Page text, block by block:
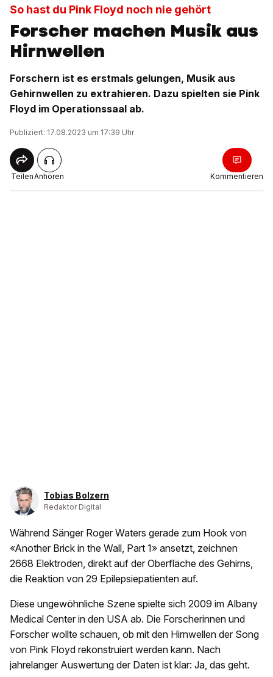
So hast du Pink Floyd noch nie gehört
Forscher machen Musik aus
Hirnwellen
Forschern ist es erstmals gelungen, Musik aus
Gehirnwellen zu extrahieren. Dazu spielten sie Pink
Floyd im Operationssaal ab.
Publiziert: 17.08.2023 um 17:39 Uhr
TeilenAnhören Kommentieren
Tobias Bolzern
Redaktor Digital
Während Sänger Roger Waters gerade zum Hook von
«Another Brick in the Wall, Part 1» ansetzt, zeichnen
2668 Elektroden, direkt auf der Oberfläche des Gehirns,
die Reaktion von 29 Epilepsiepatienten auf.
Diese ungewöhnliche Szene spielte sich 2009 im Albany
Medical Center in den USA ab. Die Forscherinnen und
Forscher wollte schauen, ob mit den Hirnwellen der Song
von Pink Floyd rekonstruiert werden kann. Nach
jahrelanger Auswertung der Daten ist klar: Ja, das geht.